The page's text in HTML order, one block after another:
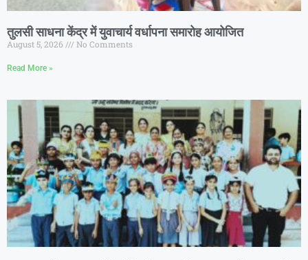
तुलसी साधना केंद्र में युवाचार्य वर्धापना समारोह आयोजित
August 5, 2026 No Comments
Read More »